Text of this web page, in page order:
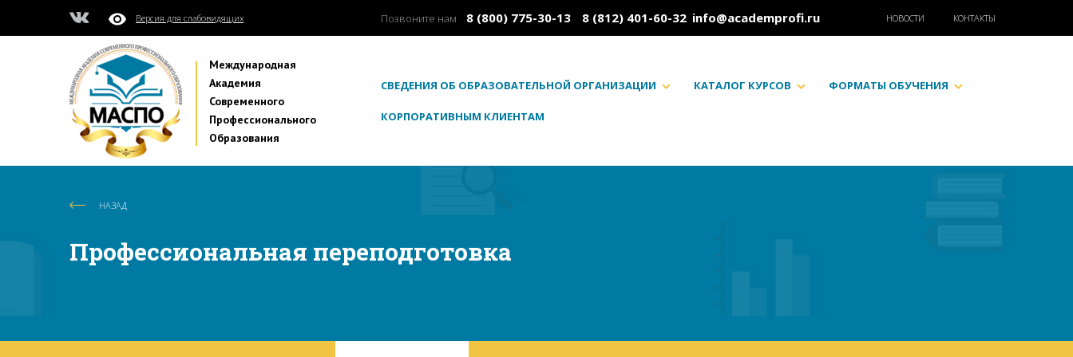
Версия для слабовидящих Позвоните нам 8 (800) 775-30-13 8 (812) 401-60-32 info@academprofi.ru НОВОСТИ КОНТАКТЫ
Международная
Академия
Современного
Профессионального
Образования
СВЕДЕНИЯ ОБ ОБРАЗОВАТЕЛЬНОЙ ОРГАНИЗАЦИИ КАТАЛОГ КУРСОВ ФОРМАТЫ ОБУЧЕНИЯ
КОРПОРАТИВНЫМ КЛИЕНТАМ
НАЗАД
Профессиональная переподготовка